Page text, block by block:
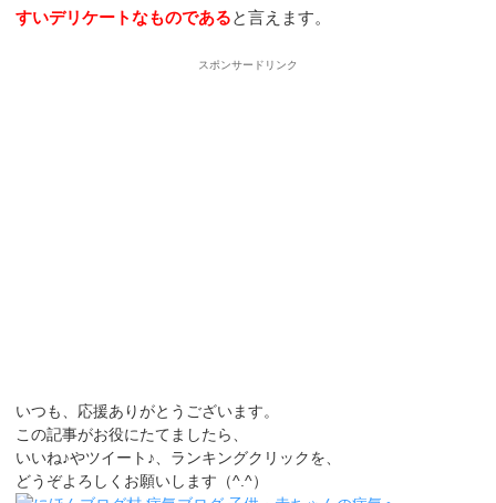
すいデリケートなものであると言えます。
スポンサードリンク
いつも、応援ありがとうございます。
この記事がお役にたてましたら、
いいね♪やツイート♪、ランキングクリックを、
どうぞよろしくお願いします（^.^）